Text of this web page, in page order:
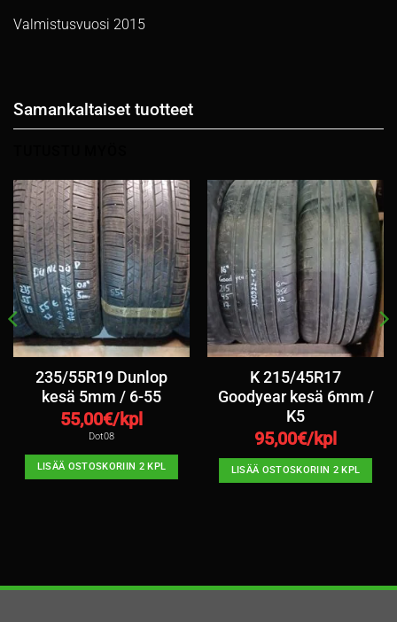
Valmistusvuosi 2015
Samankaltaiset tuotteet
235/55R19 Dunlop
kesä 5mm / 6-55
55,00€/kpl
Dot08
LISÄÄ OSTOSKORIIN 2 KPL
K 215/45R17
Goodyear kesä 6mm /
K5
95,00€/kpl
LISÄÄ OSTOSKORIIN 2 KPL